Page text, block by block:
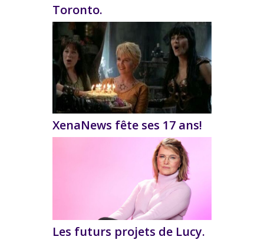
Toronto.
XenaNews fête ses 17 ans!
Les futurs projets de Lucy.